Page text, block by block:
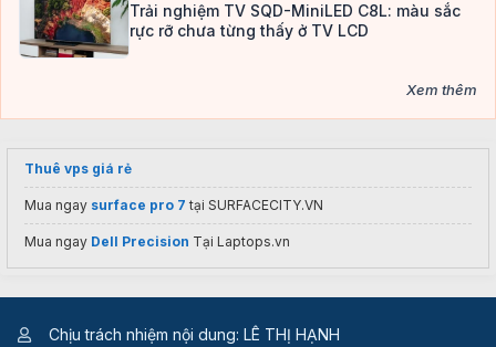
Trải nghiệm TV SQD-MiniLED C8L: màu sắc
rực rỡ chưa từng thấy ở TV LCD
Xem thêm
Thuê vps giá rẻ
Mua ngay surface pro 7 tại SURFACECITY.VN
Mua ngay Dell Precision Tại Laptops.vn
Chịu trách nhiệm nội dung: LÊ THỊ HẠNH